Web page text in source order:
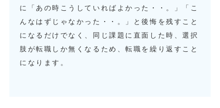
に「あの時こうしていればよかった・・。」「こ
んなはずじゃなかった・・。」と後悔を残すこと
になるだけでなく、同じ課題に直面した時、選択
肢が転職しか無くなるため、転職を繰り返すこと
になります。